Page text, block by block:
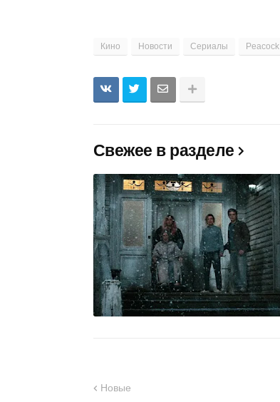
Кино Новости Сериалы Peacock
Свежее в разделе
Новые